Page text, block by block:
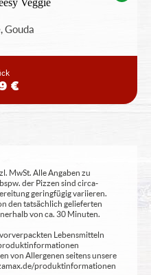
Gouda
€
MwSt. Alle Angaben zu
der Pizzen sind circa-
geringfügig variieren.
den tatsächlich gelieferten
von ca. 30 Minuten.
Lebensmitteln
von Allergenen seitens unsere
produktinformationen